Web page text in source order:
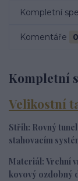
Kompletní
Komentáře 0
Kompletní
Velikostní
Střih: Rovný
stahovacím
Materiál: Vrchní
kovový ozdobný